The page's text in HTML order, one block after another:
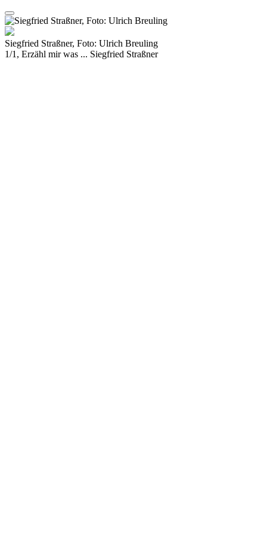
Siegfried Straßner, Foto: Ulrich Breuling
1/1, Erzähl mir was ... Siegfried Straßner